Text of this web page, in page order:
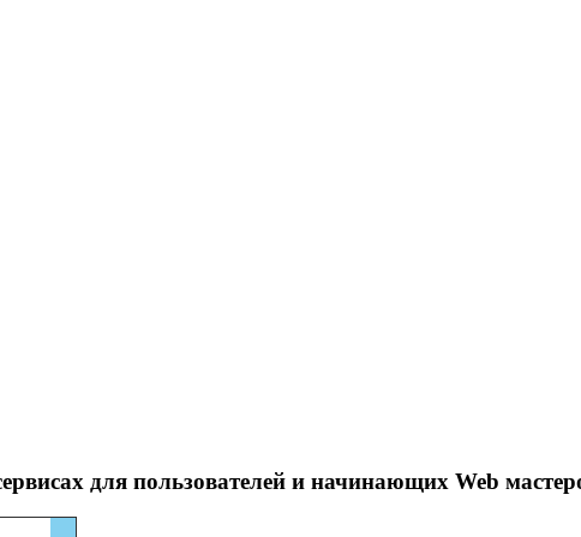
для пользователей и начинающих Web